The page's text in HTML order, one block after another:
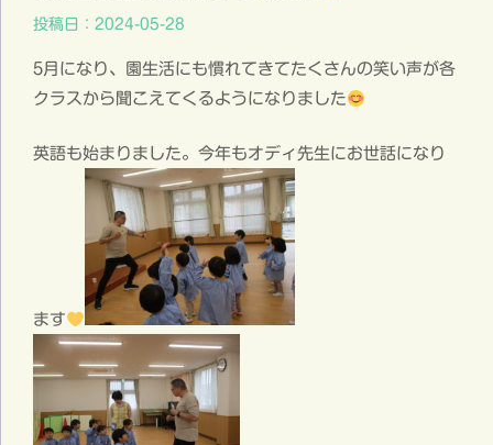
投稿日：2024-05-28
5月になり、園生活にも慣れてきてたくさんの笑い声が各
クラスから聞こえてくるようになりました
英語も始まりました。今年もオディ先生にお世話になり
ます